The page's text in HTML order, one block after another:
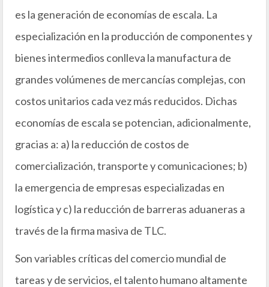
es la generación de economías de escala. La
especialización en la producción de componentes y
bienes intermedios conlleva la manufactura de
grandes volúmenes de mercancías complejas, con
costos unitarios cada vez más reducidos. Dichas
economías de escala se potencian, adicionalmente,
gracias a: a) la reducción de costos de
comercialización, transporte y comunicaciones; b)
la emergencia de empresas especializadas en
logística y c) la reducción de barreras aduaneras a
través de la firma masiva de TLC.
Son variables críticas del comercio mundial de
tareas y de servicios, el talento humano altamente